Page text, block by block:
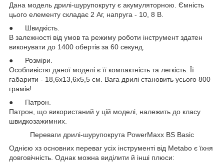
Дана модель дрилі-шурупокруту є акумуляторною. Ємність
цього елементу складає 2 Аг, напруга - 10, 8 В.
● Швидкість.
В залежності від умов та режиму роботи інструмент здатен
виконувати до 1400 обертів за 60 секунд.
● Розміри.
Особливістю даної моделі є її компактність та легкість. Її
габарити - 18,6х13,6х5,5 см. Вага дрилі становить усього 800
грамів!
● Патрон.
Патрон, що використаний у цій моделі, належить до класу
швидкозажимних.
Переваги дрилі-шурупокрута PowerMaxx BS Basic
Однією хз основних переваг усіх інструменті від Metabo є їхня
довговічність. Однак можна виділити й інші плюси: